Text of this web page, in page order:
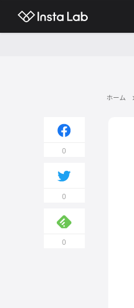
ホーム
0
0
0